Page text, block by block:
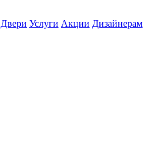
Двери Услуги Акции Дизайнерам